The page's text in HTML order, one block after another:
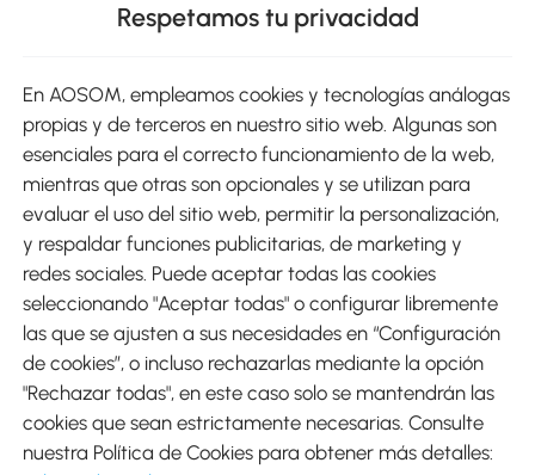
Métodos de Pago
Envíos
Descargar Aosom App
Google Play
Respetamos tu privacidad
En AOSOM, empleamos cookies y tecnologías análogas
propias y de terceros en nuestro sitio web. Algunas son
esenciales para el correcto funcionamiento de la web,
mientras que otras son opcionales y se utilizan para
evaluar el uso del sitio web, permitir la personalización,
y respaldar funciones publicitarias, de marketing y
redes sociales. Puede aceptar todas las cookies
seleccionando "Aceptar todas" o configurar libremente
las que se ajusten a sus necesidades en “Configuración
de cookies”, o incluso rechazarlas mediante la opción
"Rechazar todas", en este caso solo se mantendrán las
cookies que sean estrictamente necesarias. Consulte
nuestra Política de Cookies para obtener más detalles: